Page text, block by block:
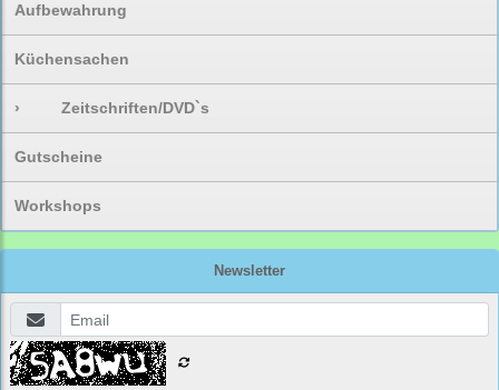
Aufbewahrung
Küchensachen
› Zeitschriften/DVD`s
Gutscheine
Workshops
Newsletter